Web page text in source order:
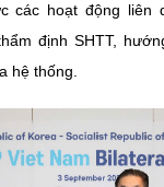
các hoạt động liên
định SHTT,
hệ thống.